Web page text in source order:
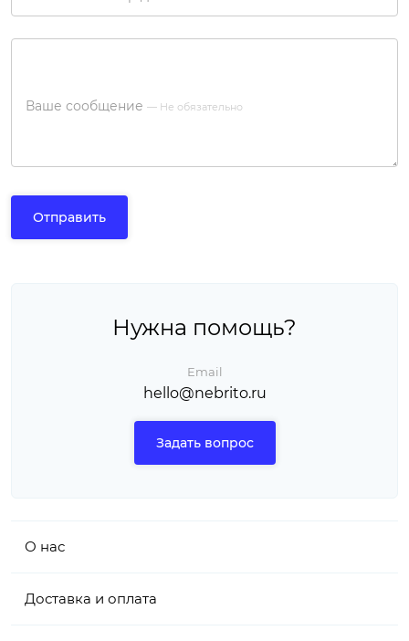
О нас
Доставка и оплата
Ваше сообщение — Не обязательно
Отправить
Нужна помощь?
Email
hello@nebrito.ru
Задать вопрос